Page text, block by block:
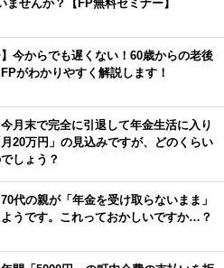
ませんか？【FP無料セミナー】
】今からでも遅くない！60歳からの老後
がわかりやすく解説します！
今月末で完全に引退して年金生活に入り
20万円」の見込みですが、どのくらい
しょう？
代の親が「年金を受け取らないまま」
うです。これっておかしいですか…？